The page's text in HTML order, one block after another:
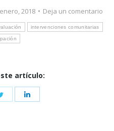
2018
Deja un comentario
intervenciones comunitarias
artículo:
Share